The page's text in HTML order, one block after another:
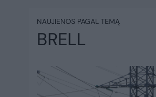
NAUJIENOS PAGAL TEMĄ
BRELL